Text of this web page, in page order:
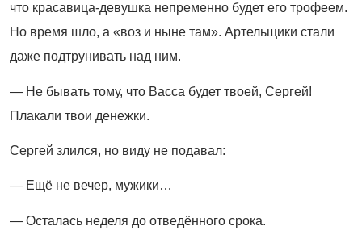
что красавица-девушка непременно будет его трофеем.
Но время шло, а «воз и ныне там». Артельщики стали
даже подтрунивать над ним.
— Не бывать тому, что Васса будет твоей, Сергей!
Плакали твои денежки.
Сергей злился, но виду не подавал:
— Ещё не вечер, мужики…
— Осталась неделя до отведённого срока.